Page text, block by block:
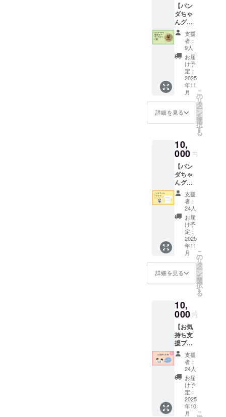
【パン
ダちゃ
んグッ
ズで支
援！オ
リジナ
ルコー
スター2
個セッ
ト】 ・
お礼の
メッ
セージ
・パン
ダちゃ
んが描
能登ヒ
バの
コース
ター 2
個 素
材：能
登ヒバ
直
径：9セ
ンチ前
後（自
然素材
の為、
多少の
前後あ
り）
加工：
づくり
リ
ラック
ス効果
のある
能登ヒ
バの香
りを是
非お楽
しみく
ださ
い。
※自然素
材のた
支援
者：
9人
お届
け予
定：
2025
年11
月
詳細を見る
こ
の
リ
タ
ー
ン
を
選
択
す
る
10,
000 円
【パン
ダちゃ
んグッ
ズで支
援！オ
リジナ
ルデザ
インＴ
シャツ
1枚】
・お礼
のメッ
セージ
・オリ
ジナル
デザイ
シャツ
（男女
兼用）1
点 サ
イズ展
開：S,
M, L,XL
カ
ラー：
ホワイ
ト ※画
像は製
作中の
イメー
支援
者：
24人
お届
け予
定：
2025
年11
月
詳細を見る
こ
の
リ
タ
ー
ン
を
選
択
す
る
10,
000 円
【お気
持ち支
援プラ
ンA：
10,000
円】 こ
のプラ
ンは、
「リ
ターン
は要ら
支援
者：
24人
お届
け予
定：
2025
年10
月
こ